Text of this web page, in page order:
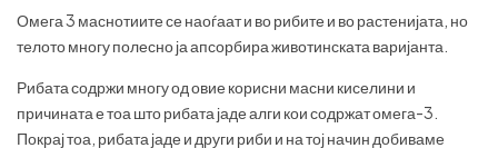
Омега 3 маснотиите се наоѓаат и во рибите и во растенијата, но
телото многу полесно ја апсорбира животинската варијанта.
Рибата содржи многу од овие корисни масни киселини и
причината е тоа што рибата јаде алги кои содржат омега-3.
Покрај тоа, рибата јаде и други риби и на тој начин добиваме